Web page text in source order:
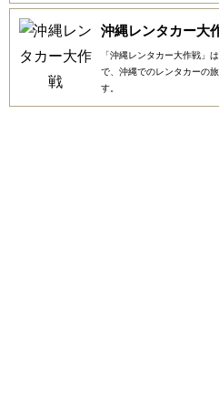
沖縄レンタカー大
「沖縄レンタカー大作戦」
で、沖縄でのレンタカーの
す。